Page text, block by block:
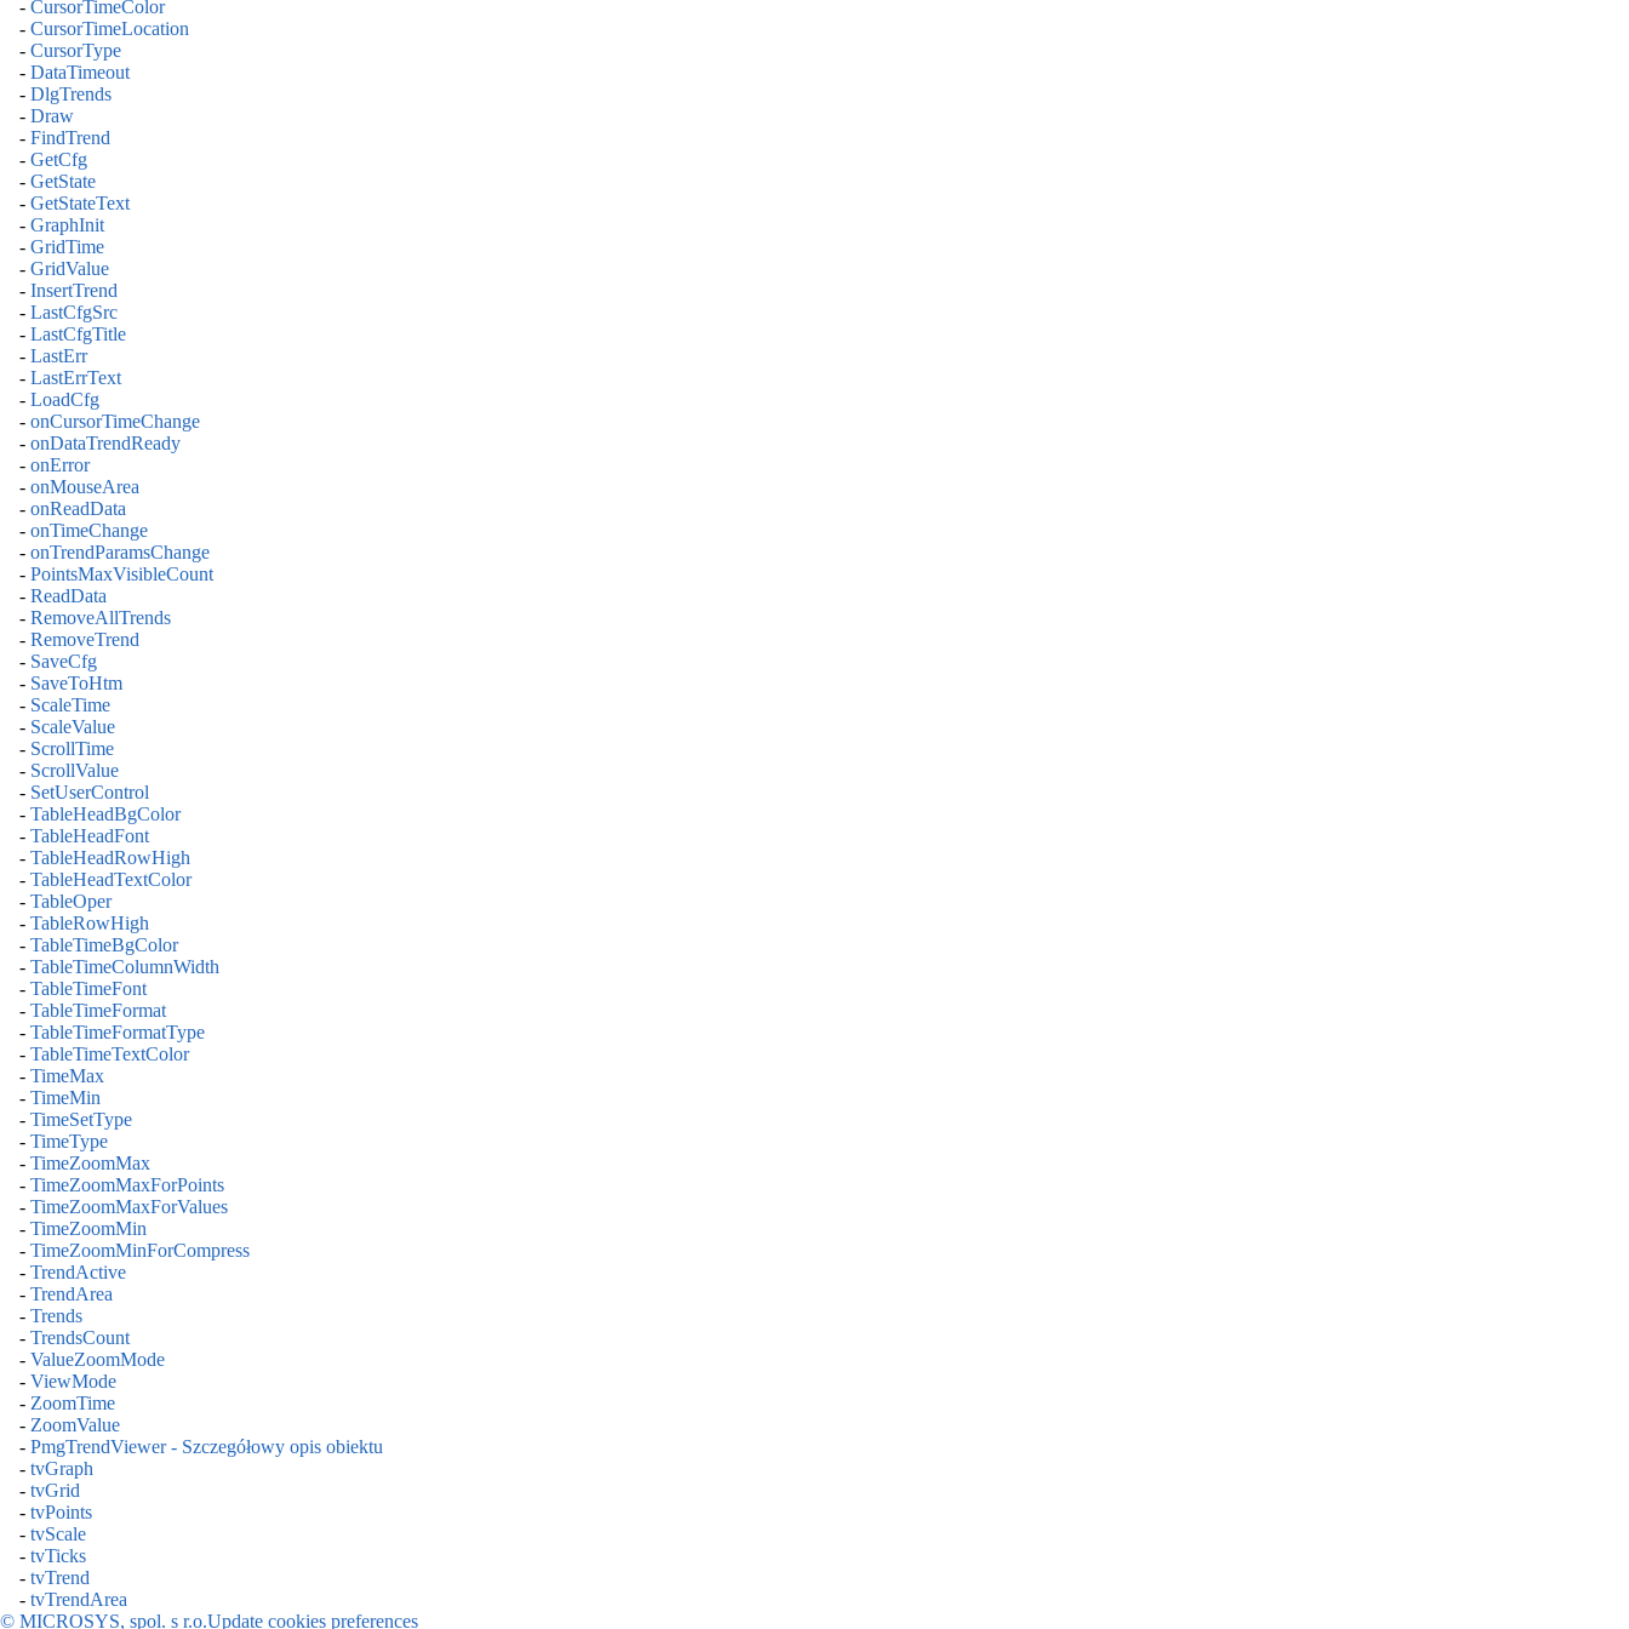
- CursorTimeColor
- CursorTimeLocation
- CursorType
- DataTimeout
- DlgTrends
- Draw
- FindTrend
- GetCfg
- GetState
- GetStateText
- GraphInit
- GridTime
- GridValue
- InsertTrend
- LastCfgSrc
- LastCfgTitle
- LastErr
- LastErrText
- LoadCfg
- onCursorTimeChange
- onDataTrendReady
- onError
- onMouseArea
- onReadData
- onTimeChange
- onTrendParamsChange
- PointsMaxVisibleCount
- ReadData
- RemoveAllTrends
- RemoveTrend
- SaveCfg
- SaveToHtm
- ScaleTime
- ScaleValue
- ScrollTime
- ScrollValue
- SetUserControl
- TableHeadBgColor
- TableHeadFont
- TableHeadRowHigh
- TableHeadTextColor
- TableOper
- TableRowHigh
- TableTimeBgColor
- TableTimeColumnWidth
- TableTimeFont
- TableTimeFormat
- TableTimeFormatType
- TableTimeTextColor
- TimeMax
- TimeMin
- TimeSetType
- TimeType
- TimeZoomMax
- TimeZoomMaxForPoints
- TimeZoomMaxForValues
- TimeZoomMin
- TimeZoomMinForCompress
- TrendActive
- TrendArea
- Trends
- TrendsCount
- ValueZoomMode
- ViewMode
- ZoomTime
- ZoomValue
- PmgTrendViewer - Szczegółowy opis obiektu
- tvGraph
- tvGrid
- tvPoints
- tvScale
- tvTicks
- tvTrend
- tvTrendArea
© MICROSYS, spol. s r.o.Update cookies preferences